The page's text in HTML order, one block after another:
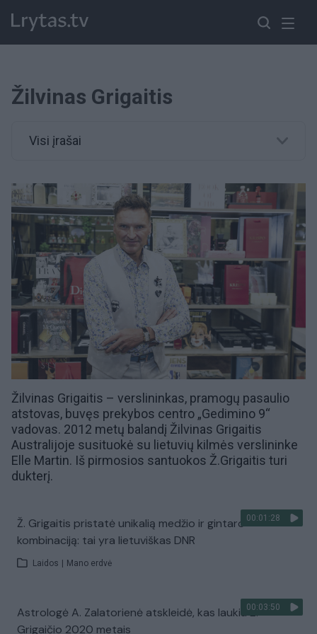
Žilvinas Grigaitis
Visi įrašai
Žilvinas Grigaitis – verslininkas, pramogų pasaulio
atstovas, buvęs prekybos centro „Gedimino 9“
vadovas. 2012 metų balandį Žilvinas Grigaitis
Australijoje susituokė su lietuvių kilmės verslininke
Elle Martin. Iš pirmosios santuokos Ž.Grigaitis turi
dukterį.
00:01:28
Ž. Grigaitis pristatė unikalią medžio ir gintaro
kombinaciją: tai yra lietuviškas DNR
Laidos Mano erdvė
00:03:50
Astrologė A. Zalatorienė atskleidė, kas laukia Ž.
Grigaičio 2020 metais